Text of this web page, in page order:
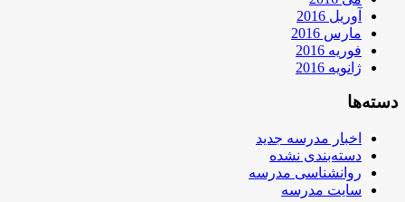
آوریل 2016
مارس 2016
فوریه 2016
ژانویه 2016
دسته‌ها
اخبار مدرسه جدید
دسته‌بندی نشده
روانشناسی مدرسه
سایت مدرسه